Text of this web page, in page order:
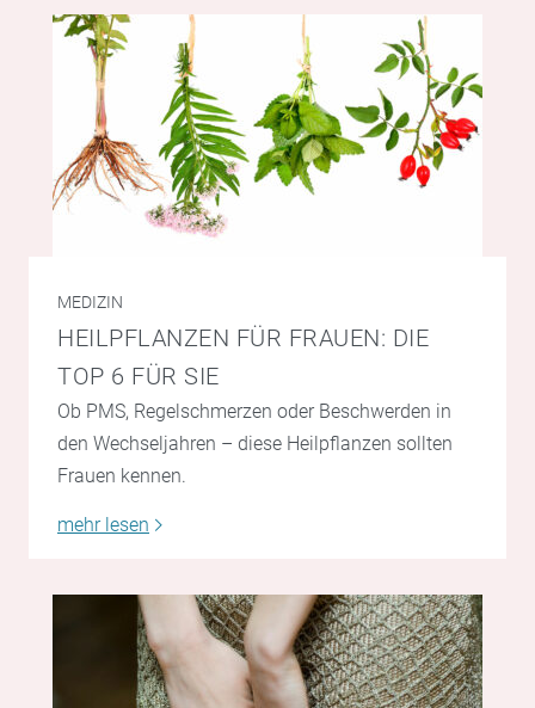
MEDIZIN
HEILPFLANZEN FÜR FRAUEN: DIE
TOP 6 FÜR SIE
Ob PMS, Regelschmerzen oder Beschwerden in
den Wechseljahren – diese Heilpflanzen sollten
Frauen kennen.
mehr lesen